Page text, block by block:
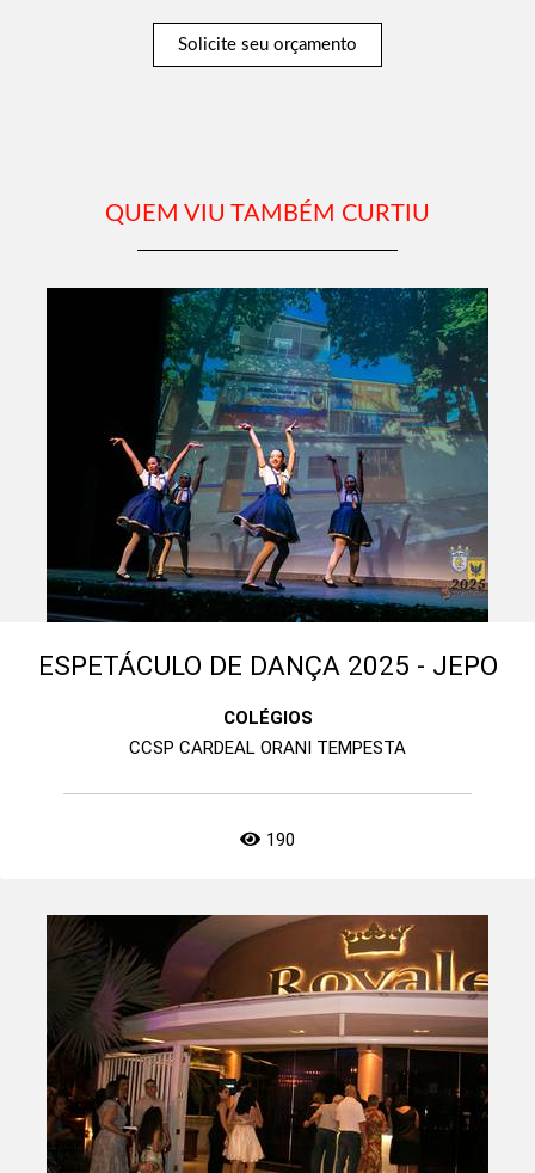
Solicite seu orçamento
QUEM VIU TAMBÉM CURTIU
ESPETÁCULO DE DANÇA 2025 - JEPO
COLÉGIOS
CCSP CARDEAL ORANI TEMPESTA
190